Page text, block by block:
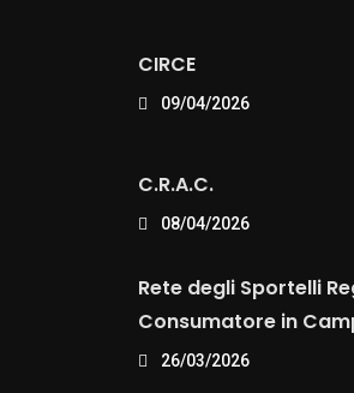
CIRCE
09/04/2026
C.R.A.C.
08/04/2026
Rete degli Sportelli
Consumatore in
26/03/2026